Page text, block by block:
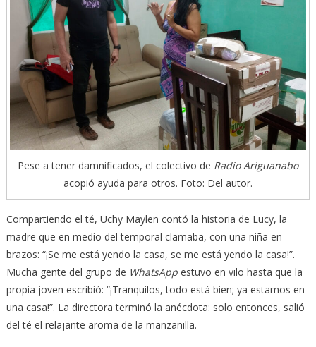
Pese a tener damnificados, el colectivo de Radio Ariguanabo
acopió ayuda para otros. Foto: Del autor.
Compartiendo el té, Uchy Maylen contó la historia de Lucy, la
madre que en medio del temporal clamaba, con una niña en
brazos: “¡Se me está yendo la casa, se me está yendo la casa!”.
Mucha gente del grupo de WhatsAppestuvo en vilo hasta que la
propia joven escribió: “¡Tranquilos, todo está bien; ya estamos en
una casa!”. La directora terminó la anécdota: solo entonces, salió
del té el relajante aroma de la manzanilla.